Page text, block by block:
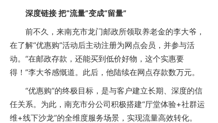
深度链接 把“流量”变成“留量”
前不久，来南充市龙门邮政所领取养老金的李大爷，
在了解“优惠购”活动后主动注册为网点会员，并参与活
动。“在邮政存款，还能买到低价好物，这个实惠要
得！”李大爷感慨道。此后，他陆续在网点存款数万元。
“优惠购”的终极目标，是与客户建立长期、深度的信
任关系。为此，南充市分公司积极搭建“厅堂体验+社群运
维+线下沙龙”的全维度服务场景，实现流量高效转化。